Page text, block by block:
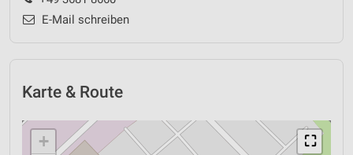
E-Mail schreiben
Karte & Route
⛶
+